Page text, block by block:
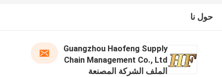
حول نا
Guangzhou Haofeng Supply
Chain Management Co., Ltd
الملف الشركة المصنعة